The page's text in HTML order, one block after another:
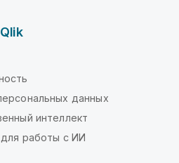
данных
интеллект
работы с ИИ